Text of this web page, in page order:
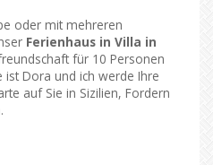
oder mit mehreren
Ferienhaus in Villa in
für 10 Personen
ist Dora und ich werde Ihre
auf Sie in Sizilien, Fordern